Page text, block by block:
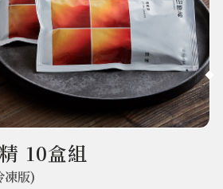
10盒組
版)